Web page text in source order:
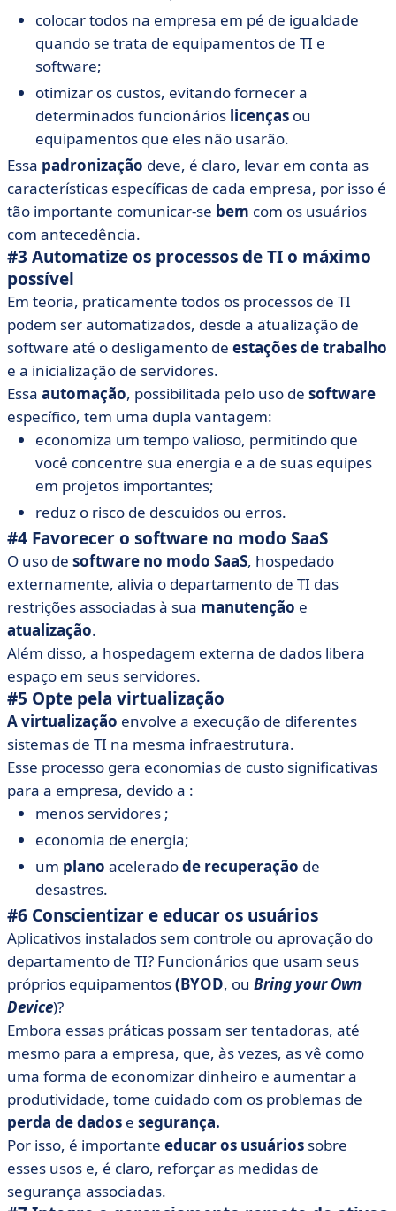
colocar todos na empresa em pé de igualdade
quando se trata de equipamentos de TI e
software;
otimizar os custos, evitando fornecer a
determinados funcionários licenças ou
equipamentos que eles não usarão.
Essa padronização deve, é claro, levar em conta as
características específicas de cada empresa, por isso é
tão importante comunicar-se bem com os usuários
com antecedência.
#3 Automatize os processos de TI o máximo
possível
Em teoria, praticamente todos os processos de TI
podem ser automatizados, desde a atualização de
software até o desligamento de estações de trabalho
e a inicialização de servidores.
Essa automação, possibilitada pelo uso de software
específico, tem uma dupla vantagem:
economiza um tempo valioso, permitindo que
você concentre sua energia e a de suas equipes
em projetos importantes;
reduz o risco de descuidos ou erros.
#4 Favorecer o software no modo SaaS
O uso de software no modo SaaS, hospedado
externamente, alivia o departamento de TI das
restrições associadas à sua manutenção e
atualização.
Além disso, a hospedagem externa de dados libera
espaço em seus servidores.
#5 Opte pela virtualização
A virtualização envolve a execução de diferentes
sistemas de TI na mesma infraestrutura.
Esse processo gera economias de custo significativas
para a empresa, devido a :
menos servidores ;
economia de energia;
um plano aceleradode recuperação de
desastres.
#6 Conscientizar e educar os usuários
Aplicativos instalados sem controle ou aprovação do
departamento de TI? Funcionários que usam seus
próprios equipamentos(BYOD, ou Bring your Own
Device)?
Embora essas práticas possam ser tentadoras, até
mesmo para a empresa, que, às vezes, as vê como
uma forma de economizar dinheiro e aumentar a
produtividade, tome cuidado com os problemas de
perda de dados e segurança.
Por isso, é importante educar os usuários sobre
esses usos e, é claro, reforçar as medidas de
segurança associadas.